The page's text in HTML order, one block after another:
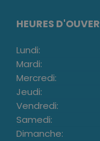
HEURES
Lundi:
Mardi:
Mercredi:
Jeudi:
Vendredi:
Samedi:
Dimanche: